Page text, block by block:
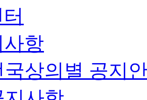
항
국상의별 공지